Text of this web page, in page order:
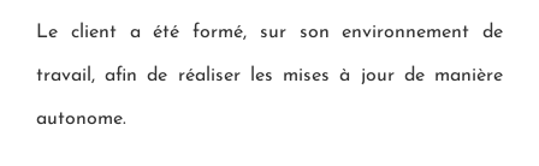
Le client a été formé, sur son environnement de
travail, afin de réaliser les mises à jour de manière
autonome.